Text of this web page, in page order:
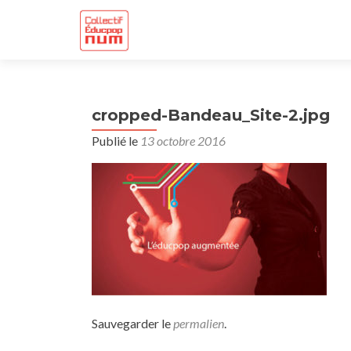
cropped-Bandeau_Site-2.jpg
Publié le 13 octobre 2016
Sauvegarder lepermalien.